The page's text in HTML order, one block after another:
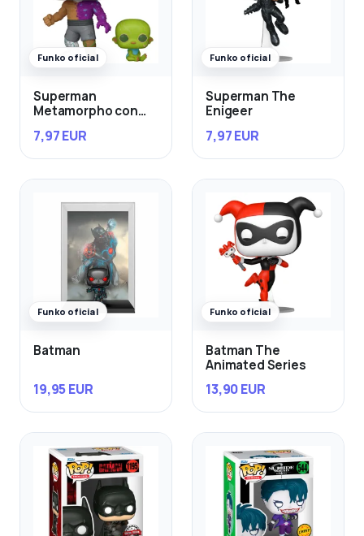
Funko oficial
Superman
Metamorpho con
7,97 EUR
Funko oficial
Superman The
Enigeer
7,97 EUR
Funko oficial
Batman
19,95 EUR
Funko oficial
Batman The
Animated Series
13,90 EUR